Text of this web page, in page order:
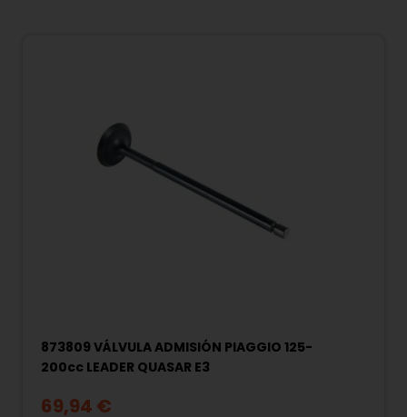
873809 VÁLVULA ADMISIÓN PIAGGIO 125-
200cc LEADER QUASAR E3
69,94 €